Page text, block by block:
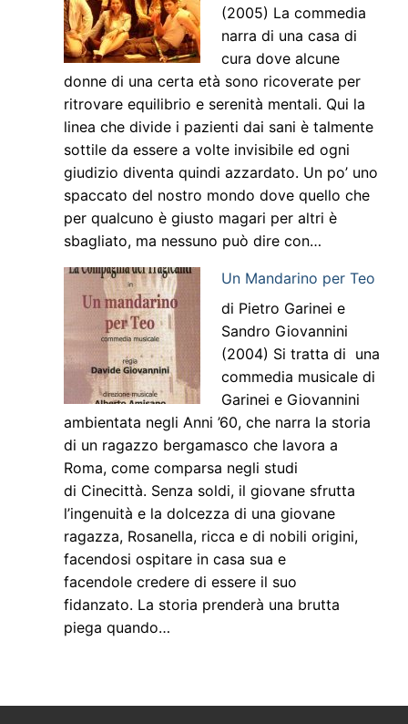
(2005) La commedia
narra di una casa di
cura dove alcune
donne di una certa età sono ricoverate per
ritrovare equilibrio e serenità mentali. Qui la
linea che divide i pazienti dai sani è talmente
sottile da essere a volte invisibile ed ogni
giudizio diventa quindi azzardato. Un po’ uno
spaccato del nostro mondo dove quello che
per qualcuno è giusto magari per altri è
sbagliato, ma nessuno può dire con…
Un Mandarino per Teo
di Pietro Garinei e
Sandro Giovannini
(2004) Si tratta di una
commedia musicale di
Garinei e Giovannini
ambientata negli Anni ’60, che narra la storia
di un ragazzo bergamasco che lavora a
Roma, come comparsa negli studi
di Cinecittà. Senza soldi, il giovane sfrutta
l’ingenuità e la dolcezza di una giovane
ragazza, Rosanella, ricca e di nobili origini,
facendosi ospitare in casa sua e
facendole credere di essere il suo
fidanzato. La storia prenderà una brutta
piega quando…